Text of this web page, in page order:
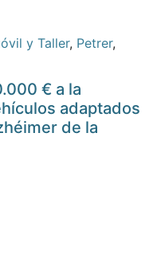
y Taller, Petrer,
€ a la
adaptados
de la